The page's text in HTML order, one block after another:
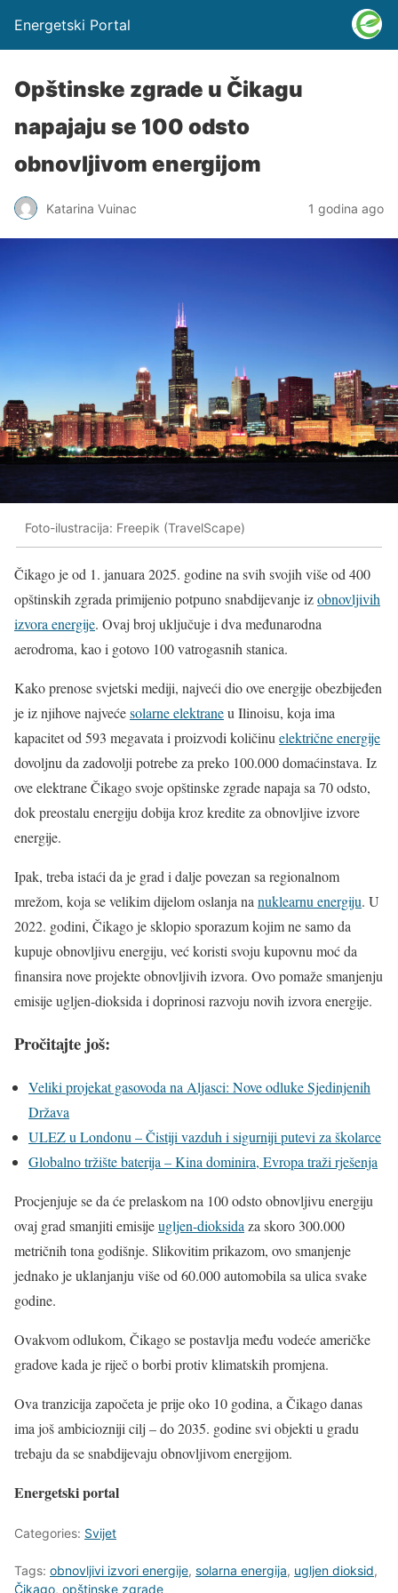
Energetski Portal
Opštinske zgrade u Čikagu
napajaju se 100 odsto
obnovljivom energijom
Katarina Vuinac 1 godina ago
Foto-ilustracija: Freepik (TravelScape)
Čikago je od 1. januara 2025. godine na svih svojih više od 400
opštinskih zgrada primijenio potpuno snabdijevanje izobnovljivih
izvora energije. Ovaj broj uključuje i dva međunarodna
aerodroma, kao i gotovo 100 vatrogasnih stanica.
Kako prenose svjetski mediji, najveći dio ove energije obezbijeđen
je iz njihove najvećesolarne elektraneu Ilinoisu, koja ima
kapacitet od 593 megavata i proizvodi količinu električne energije
dovoljnu da zadovolji potrebe za preko 100.000 domaćinstava. Iz
ove elektrane Čikago svoje opštinske zgrade napaja sa 70 odsto,
dok preostalu energiju dobija kroz kredite za obnovljive izvore
energije.
Ipak, treba istaći da je grad i dalje povezan sa regionalnom
mrežom, koja se velikim dijelom oslanja na nuklearnu energiju. U
2022. godini, Čikago je sklopio sporazum kojim ne samo da
kupuje obnovljivu energiju, već koristi svoju kupovnu moć da
finansira nove projekte obnovljivih izvora. Ovo pomaže smanjenju
emisije ugljen-dioksida i doprinosi razvoju novih izvora energije.
Pročitajte još:
Veliki projekat gasovoda na Aljasci: Nove odluke Sjedinjenih
Država
ULEZ u Londonu – Čistiji vazduh i sigurniji putevi za školarce
Globalno tržište baterija – Kina dominira, Evropa traži rješenja
Procjenjuje se da će prelaskom na 100 odsto obnovljivu energiju
ovaj grad smanjiti emisijeugljen-dioksida za skoro 300.000
metričnih tona godišnje. Slikovitim prikazom, ovo smanjenje
jednako je uklanjanju više od 60.000 automobila sa ulica svake
godine.
Ovakvom odlukom, Čikago se postavlja među vodeće američke
gradove kada je riječ o borbi protiv klimatskih promjena.
Ova tranzicija započeta je prije oko 10 godina, a Čikago danas
ima još ambiciozniji cilj – do 2035. godine svi objekti u gradu
trebaju da se snabdijevaju obnovljivom energijom.
Energetski portal
Categories: Svijet
Tags: obnovljivi izvori energije, solarna energija, ugljen dioksid,
Čikago, opštinske zgrade